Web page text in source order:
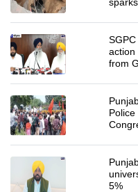
action
from
Police
5%